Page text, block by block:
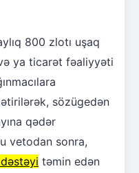
800 zlotı uşaq
ya ticarət fəaliyyəti
sözügedən
qədər
vetodan sonra,
təmin edən